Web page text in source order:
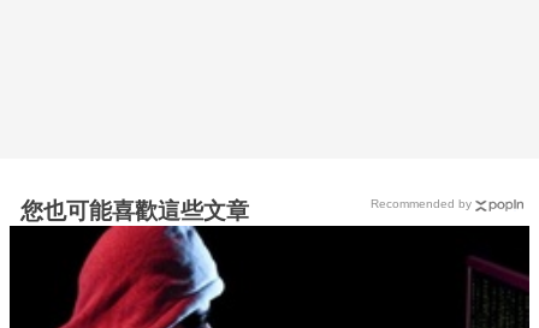
您也可能喜歡這些文章 Recommended by